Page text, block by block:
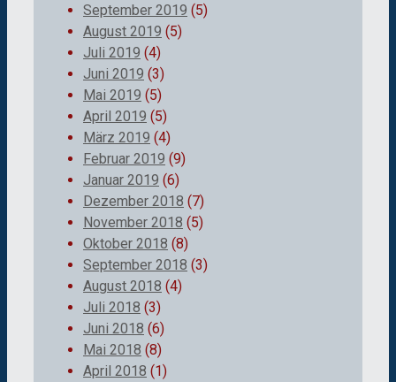
September 2019 (5)
August 2019 (5)
Juli 2019 (4)
Juni 2019 (3)
Mai 2019 (5)
April 2019 (5)
März 2019 (4)
Februar 2019 (9)
Januar 2019 (6)
Dezember 2018 (7)
November 2018 (5)
Oktober 2018 (8)
September 2018 (3)
August 2018 (4)
Juli 2018 (3)
Juni 2018 (6)
Mai 2018 (8)
April 2018 (1)